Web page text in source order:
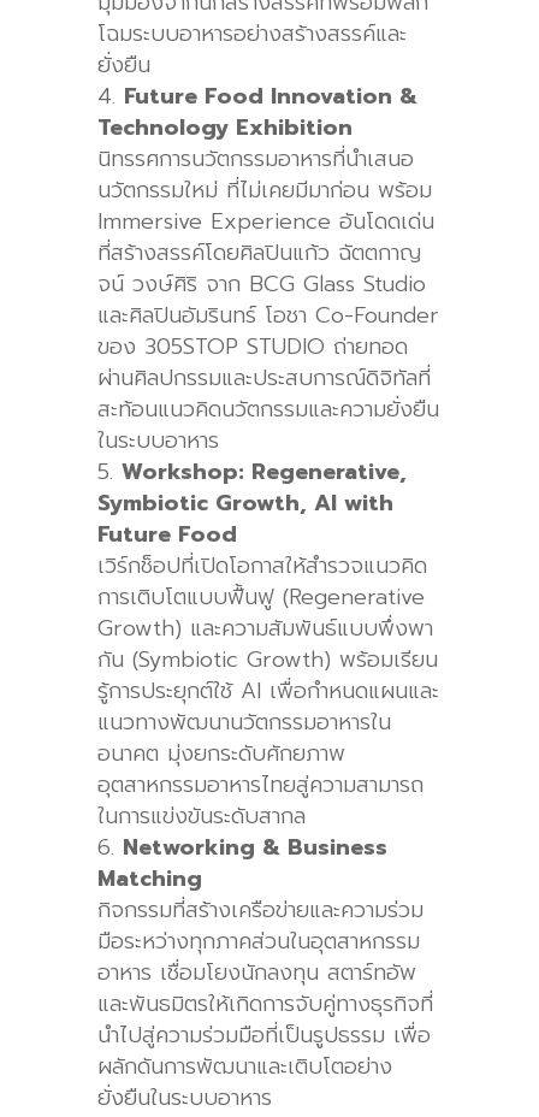
โฉมระบบอาหารอย่างสร้างสรรค์และ
ยั่งยืน
Future Food Innovation &
Technology Exhibition
นิทรรศการนวัตกรรมอาหารที่นำเสนอ
นวัตกรรมใหม่ ที่ไม่เคยมีมาก่อน พร้อม
Immersive Experience อันโดดเด่น
ที่สร้างสรรค์โดยศิลปินแก้ว ฉัตตกาญ
จน์ วงษ์ศิริ จาก BCG Glass Studio
และศิลปินอัมรินทร์ โอชา Co-Founder
ของ 305STOP STUDIO ถ่ายทอด
ผ่านศิลปกรรมและประสบการณ์ดิจิทัลที่
สะท้อนแนวคิดนวัตกรรมและความยั่งยืน
ในระบบอาหาร
Workshop: Regenerative,
Symbiotic Growth, AI with
Future Food
เวิร์กช็อปที่เปิดโอกาสให้สำรวจแนวคิด
การเติบโตแบบฟื้นฟู (Regenerative
Growth) และความสัมพันธ์แบบพึ่งพา
กัน (Symbiotic Growth) พร้อมเรียน
รู้การประยุกต์ใช้ AI เพื่อกำหนดแผนและ
แนวทางพัฒนานวัตกรรมอาหารใน
อนาคต มุ่งยกระดับศักยภาพ
อุตสาหกรรมอาหารไทยสู่ความสามารถ
ในการแข่งขันระดับสากล
Networking & Business
Matching
กิจกรรมที่สร้างเครือข่ายและความร่วม
มือระหว่างทุกภาคส่วนในอุตสาหกรรม
อาหาร เชื่อมโยงนักลงทุน สตาร์ทอัพ
และพันธมิตรให้เกิดการจับคู่ทางธุรกิจที่
นำไปสู่ความร่วมมือที่เป็นรูปธรรม เพื่อ
ผลักดันการพัฒนาและเติบโตอย่าง
ยั่งยืนในระบบอาหาร